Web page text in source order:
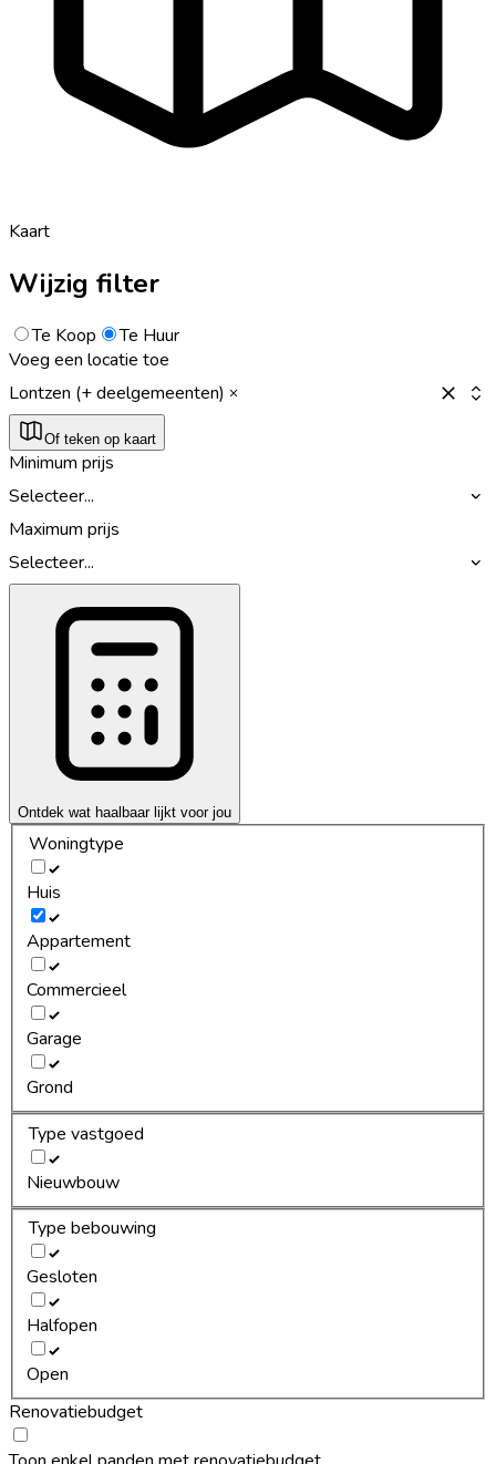
Kaart
Wijzig filter
Te Koop
Te Huur
Voeg een locatie toe
Lontzen (+ deelgemeenten)
Of teken op kaart
Minimum prijs
Selecteer...
Maximum prijs
Selecteer...
Ontdek wat haalbaar lijkt voor jou
Woningtype
Huis
Appartement
Commercieel
Garage
Grond
Type vastgoed
Nieuwbouw
Type bebouwing
Gesloten
Halfopen
Open
Renovatiebudget